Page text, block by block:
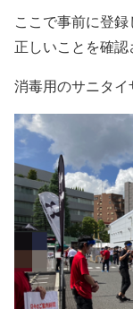
ここで事前に登
正しいことを確認
消毒用のサニタイ